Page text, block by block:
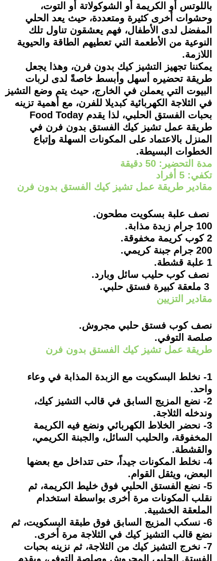
باللوتس أو الكريمة أو الشوكولاتة أو التوت،
وحشوات أخرى كثيرة ومتعددة، حيث يعد الحلي
المفضل لدى الأطفال، فهم يعشقون تناول تلك
النوعية من الأطعمة التي تعطيهم الطاقة والحيوية
اللازمة.
يمكننا تجهيز التشيز كيك بدون فرن، وهذا يجعل
طريقة تحضيره أسهل وأبسط خاصةً لدى لربات
البيوت التي يعملن في الخارج، حيث يتم وضع التشيز
في الثلاجة الكهربائية كبديلا للفرن، مع أهمية تزينه
بحبات الفستق الحلبي، لذا يقدم Food Today
طريقة عمل تشيز كيك الفستق بدون فرن في
المنزل بالاعتماد على المكونات السهلة وإتباع
الخطوات البسيطة.
مدة التحضير: 50 دقيقة
تكفي: 5 أفراد
مقادير طريقة عمل تشيز كيك الفستق بدون فرن
نصف علبة بسكويت مطحون.
100 جرام زبدة مذابة.
2 كوب كريمة مخفوقة.
200 جرام جبنة كريمي.
1 علبة قشطة.
نصف كوب حليب سائل وبارد.
مقادير التزيين
نصف كوب فستق حلبي مجروش.
صلصة التوفي.
طريقة عمل تشيز كيك الفستق بدون فرن
1- نخلط البسكويت مع الزبدة المذابة في وعاء
واحد.
2- نضع المزيج السابق في قالب التشيز كيك،
وندخله الثلاجة.
3- نحضر الخلاط الكهربائي ونضع فيه الكريمة
المخفوقة، والحليب السائل، والجبنة الكريمي،
والقشطة.
4- نخلط المكونات جيداً، حتى تتداخل مع بعضها
البعض، ويثقل القوام.
5- نضع الفستق الحلبي فوق خليط الكريمة، ثم
نقلب المكونات مرة أخرى بواسطة استخدام
الملعقة الخشبية.
6- نسكب المزيج السابق فوق طبقة البسكويت، ثم
نضع قالب التشيز كيك في الثلاجة مرة أخرى.
7- نخرج التشيز كيك من الثلاجة، ثم نزينه بحبات
الفستق الحلبي المجروش وصلصة التوفي، ويقدم